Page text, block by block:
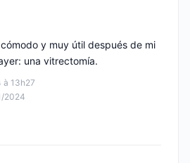
à 13h27
2024
y muy útil después de mi
una vitrectomía.